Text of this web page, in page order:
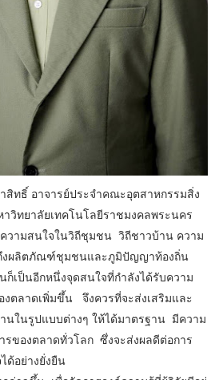
สิทธิ์ อาจารย์ประจำคณะอุตสาหกรรมสิ่ง
วิทยาลัยเทคโนโลยีราชมงคลพระนคร
ความสนใจในวิถีชุมชน วิถีชาวบ้าน ความ
งผลิตภัณฑ์ชุมชนและภูมิปัญญาท้องถิ่น
เป็นอีกหนึ่งจุดสนใจที่กำลังได้รับความ
งตลาดเพิ่มขึ้น จึงควรที่จะส่งเสริมและ
ในรูปแบบต่างๆ ให้ได้มาตรฐาน มีความ
รของตลาดทั่วโลก ซึ่งจะส่งผลดีต่อการ
ด้อย่างยั่งยืน